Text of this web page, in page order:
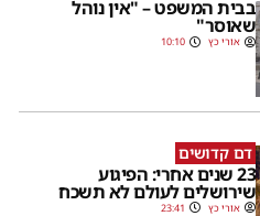
בבית המשפט – "אין נוהל
שאוסר"
אורי כץ 10:10
דם קדושים
23 שנים אחרי: הפיגוע
שירושלים לעולם לא תשכח
אורי כץ 23:41